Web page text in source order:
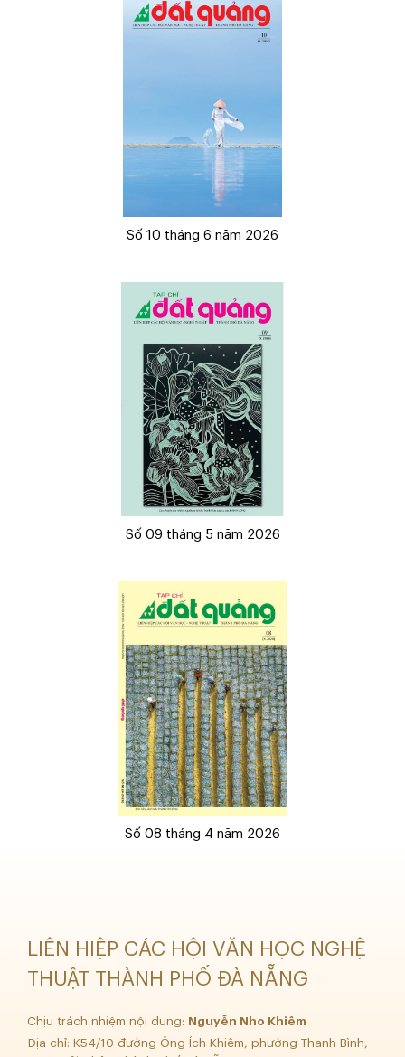
Số 10 tháng 6 năm 2026
Số 09 tháng 5 năm 2026
Số 08 tháng 4 năm 2026
LIÊN HIỆP CÁC HỘI VĂN HỌC NGHỆ
THUẬT THÀNH PHỐ ĐÀ NẴNG
Chịu trách nhiệm nội dung: Nguyễn Nho Khiêm
Địa chỉ: K54/10 đường Ông Ích Khiêm, phường Thanh Bình,